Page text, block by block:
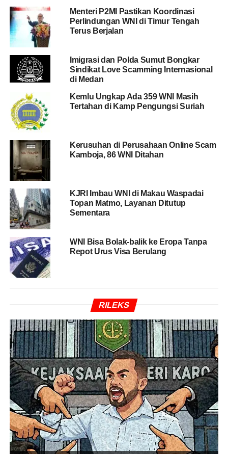
data yang minim, KBRI Riyadh kesulitan melakukan
pencarian. Ia mengatakan, titik balik pencarian Turini
terjadi pada Maret 2019.
BACA JUGA
Seorang Warga Indonesia
Rencanakan Bunuh Mantan Perdana Menteri
Malaysia
“KBRI saat itu menerima informasi dari anak Turini di
Indonesia bahwa ibunya baru saja menghubunginya
seperti dirilis
Republika.co.id, Sabtu (20/7/2019).
Informasi berharga dari anak Turini itu direspon KBRI
tersebut. Kemudian, menurutnya, diketahui bahwa WN
Filipina tersebut bekerja di majikan yang masih
bersaudara dengan majikan Turini.
Melalui komunikasi tersebut, KBRI berhasil mendapatkan
kontak majikan Turini. Majikan tersebut diketahui
bernama Feihan Mamduh Alotaibi, menantu dari majikan
lama, Aun Niyaf Aun Alotaibi. Majikan lama sendiri sudah
tahun, Turini belum pernah menerima gaji. Ia juga tidak
memiliki akses komunikasi dengan keluarga di Indonesia.
Untuk mengatasi hal ini, KBRI kemudian melakukan
negosiasi dengan majikan.
BACA JUGA Perintahkan Evakuasi WNI di Wuhan,
Jokowi: Antrean Kita Saya Kira di Depan
Pada 2 April 2019, dengan bantuan Kantor Polisi
Dawadmi, Tim KBRI Riyadh dapat bertemu dengan Turini
Menteri P2MI Pastikan Koordinasi
Perlindungan WNI di Timur Tengah
Terus Berjalan
Imigrasi dan Polda Sumut Bongkar
Sindikat Love Scamming Internasional
di Medan
Kemlu Ungkap Ada 359 WNI Masih
Tertahan di Kamp Pengungsi Suriah
Kerusuhan di Perusahaan Online Scam
Kamboja, 86 WNI Ditahan
KJRI Imbau WNI di Makau Waspadai
Topan Matmo, Layanan Ditutup
Sementara
WNI Bisa Bolak-balik ke Eropa Tanpa
Repot Urus Visa Berulang
RILEKS